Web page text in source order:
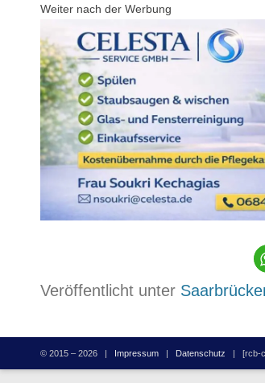
Weiter nach der Werbung
Veröffentlicht unter
© 2015 – 2026 | Impressum | Datenschutz | [rcb-